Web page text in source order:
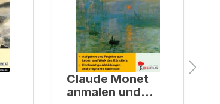
Claude Monet
anmalen und